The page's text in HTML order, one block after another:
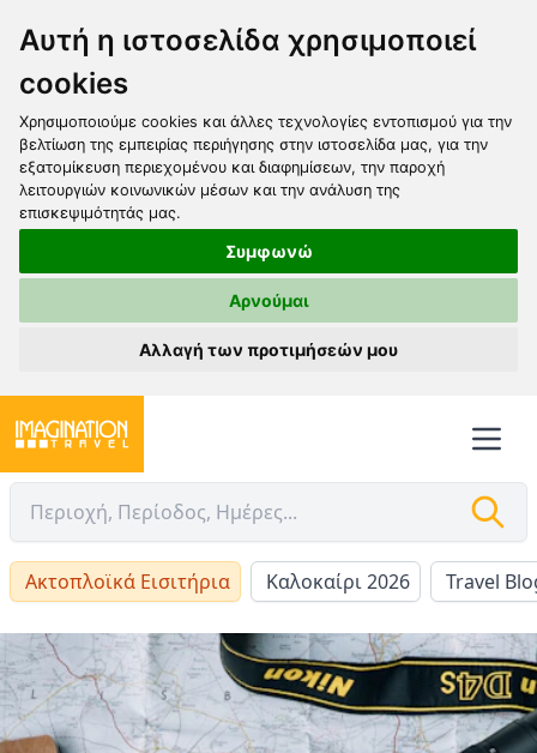
Αυτή η ιστοσελίδα χρησιμοποιεί
cookies
Χρησιμοποιούμε cookies και άλλες τεχνολογίες εντοπισμού για την
βελτίωση της εμπειρίας περιήγησης στην ιστοσελίδα μας, για την
εξατομίκευση περιεχομένου και διαφημίσεων, την παροχή
λειτουργιών κοινωνικών μέσων και την ανάλυση της
επισκεψιμότητάς μας.
Συμφωνώ
Αρνούμαι
Αλλαγή των προτιμήσεών μου
Ακτοπλοϊκά Εισιτήρια Καλοκαίρι 2026 Travel